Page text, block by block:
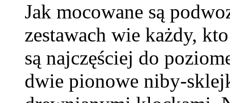
Jak mocowane są
zestawach wie każdy,
są najczęściej do
dwie pionowe niby-